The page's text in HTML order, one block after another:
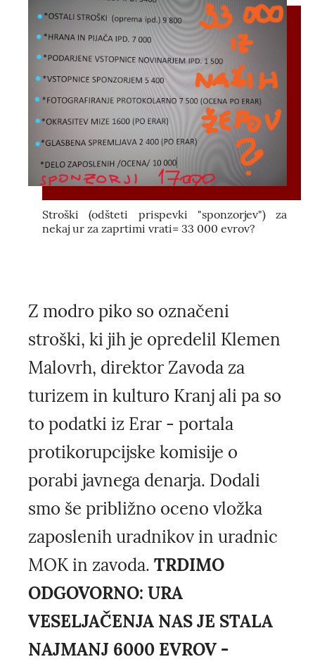
Stroški (odšteti prispevki "sponzorjev") za
nekaj ur za zaprtimi vrati= 33 000 evrov?
Z modro piko so označeni
stroški, ki jih je opredelil Klemen
Malovrh, direktor Zavoda za
turizem in kulturo Kranj ali pa so
to podatki iz Erar - portala
protikorupcijske komisije o
porabi javnega denarja. Dodali
smo še približno oceno vložka
zaposlenih uradnikov in uradnic
MOK in zavoda. TRDIMO
ODGOVORNO: URA
VESELJAČENJA NAS JE STALA
NAJMANJ 6000 EVROV -